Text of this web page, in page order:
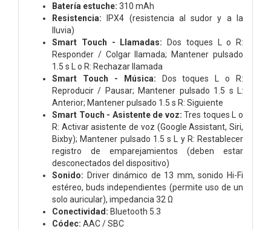
Batería estuche: 310 mAh
Resistencia: IPX4 (resistencia al sudor y a la
lluvia)
Smart Touch - Llamadas: Dos toques L o R:
Responder / Colgar llamada; Mantener pulsado
1.5 s L o R: Rechazar llamada
Smart Touch - Música: Dos toques L o R:
Reproducir / Pausar; Mantener pulsado 1.5 s L:
Anterior; Mantener pulsado 1.5 s R: Siguiente
Smart Touch - Asistente de voz: Tres toques L o
R: Activar asistente de voz (Google Assistant, Siri,
Bixby); Mantener pulsado 1.5 s L y R: Restablecer
registro de emparejamientos (deben estar
desconectados del dispositivo)
Sonido: Driver dinámico de 13 mm, sonido Hi-Fi
estéreo, buds independientes (permite uso de un
solo auricular), impedancia 32 Ω
Conectividad: Bluetooth 5.3
Códec: AAC / SBC